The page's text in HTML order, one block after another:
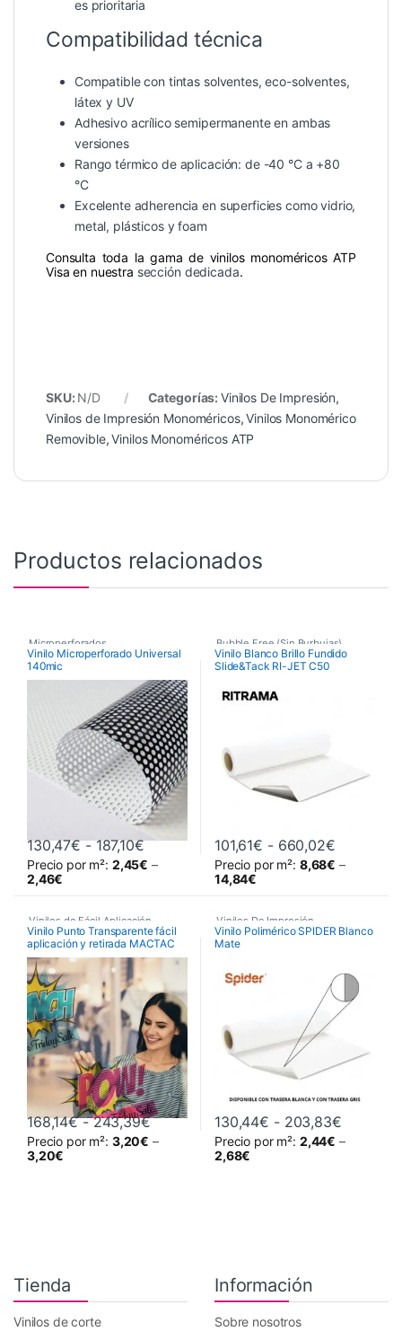
es prioritaria
Compatibilidad técnica
Compatible con tintas solventes, eco-solventes,
látex y UV
Adhesivo acrílico semipermanente en ambas
versiones
Rango térmico de aplicación: de -40 °C a +80
°C
Excelente adherencia en superficies como vidrio,
metal, plásticos y foam
Consulta toda la gama de vinilos monoméricos ATP
Visa en nuestra sección dedicada.
SKU: N/D Categorías: Vinilos De Impresión,
Vinilos de Impresión Monoméricos,Vinilos Monomérico
Removible,Vinilos Monoméricos ATP
Productos relacionados
Microperforados
Microperforados / Windows
Vinilo Microperforado Universal
140mic
130,47€ - 187,10€Rango de precios: desde 130,47€
Precio por m²: 2,45€ –
2,46€
Este producto tiene múltiples variantes. Las opciones se
Bubble Free (Sin Burbujas)
Bubble Free Fundido,
Vinilos De Impresión
Vinilo Blanco Brillo Fundido
Slide&Tack RI-JET C50
101,61€ - 660,02€Rango
Precio por m²: 8,68€ –
14,84€
Este producto tiene múltiples
Vinilos de Fácil Aplicación
Vinilos De Impresión ,
Vinilos Reposicionables Mactac
Dot
Vinilo Punto Transparente fácil
aplicación y retirada MACTAC
DOT JT 8300 CG-RT
168,14€ - 243,39€Rango de precios: desde 168,14€
Precio por m²: 3,20€ –
3,20€
Este producto tiene múltiples variantes. Las opciones se
Vinilos De Impresión
Vinilos Polimérico Permanente
Vinilos Poliméricos Spider
Vinilo Polimérico SPIDER Blanco
Mate
130,44€ - 203,83€Rango
Precio por m²: 2,44€ –
2,68€
Este producto tiene múltiples
Tienda
Vinilos de corte
Información
Sobre nosotros